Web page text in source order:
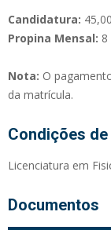
Candidatura:
Propina Mensal: 8
Nota: O
da matrícula.
Condições
Licenciatura em
Documentos